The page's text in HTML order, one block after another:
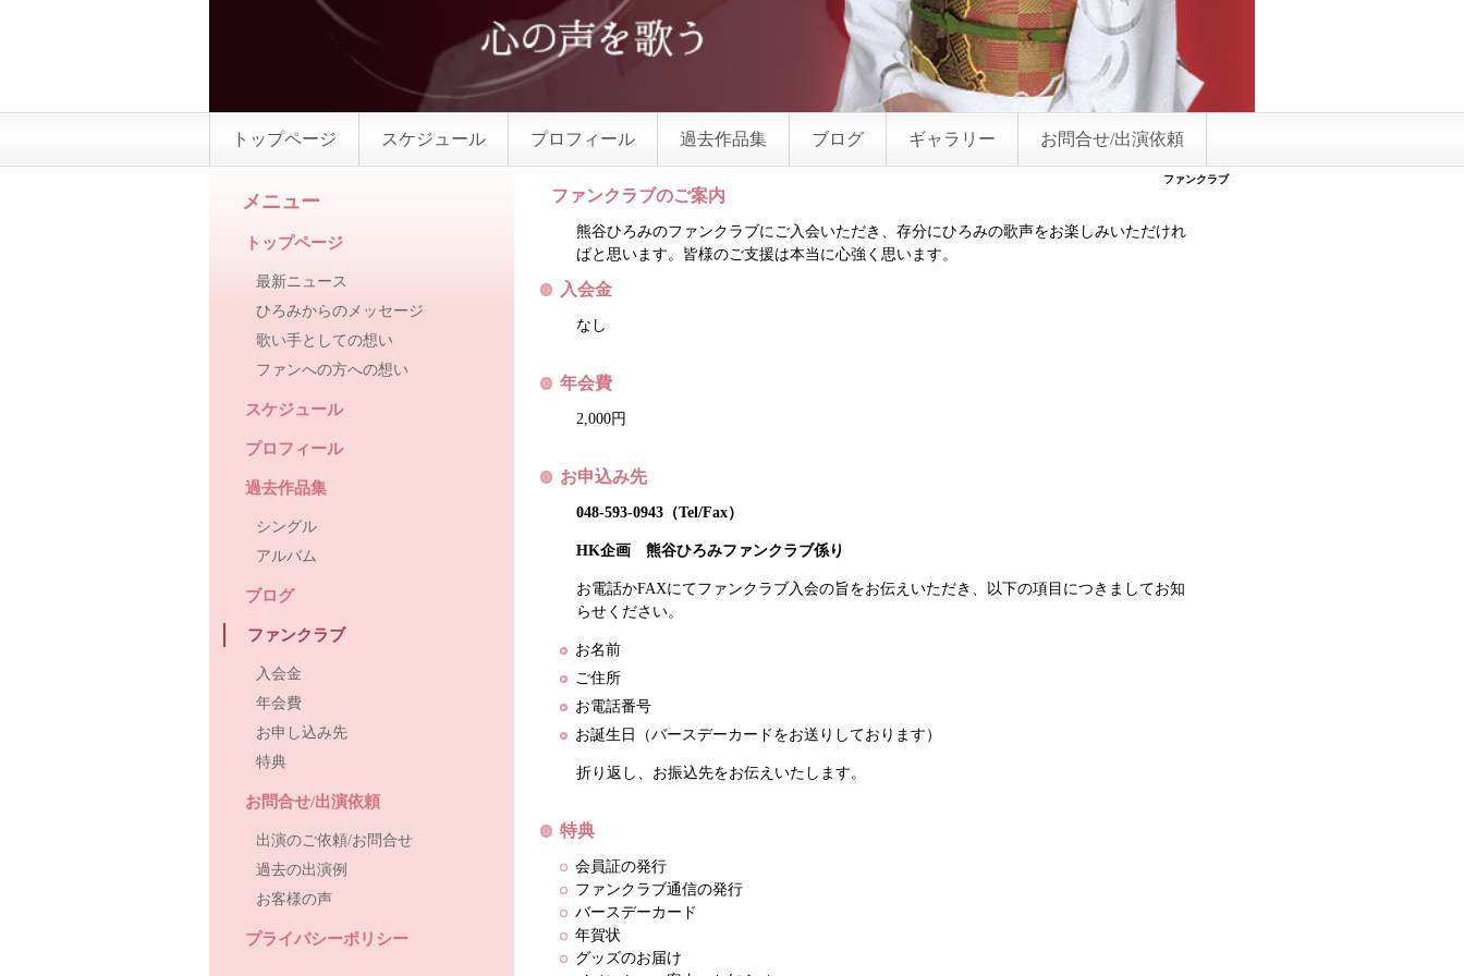
トップページ スケジュール プロフィール 過去作品集 ブログ ギャラリー お問合せ/出演依頼
ファンクラブ
ファンクラブのご案内
熊谷ひろみのファンクラブにご入会いただき、存分にひろみの歌声をお楽しみいただけれ
ばと思います。皆様のご支援は本当に心強く思います。
入会金
なし
年会費
2,000円
お申込み先
048-593-0943（Tel/Fax）
HK企画 熊谷ひろみファンクラブ係り
お電話かFAXにてファンクラブ 入会の旨をお伝えいただき、以下の項目につきましてお知
らせください。
お名前
ご住所
お電話番号
お誕生日（バースデーカードをお送りしております）
折り返し、お振込先をお伝えいたします。
特典
会員証の発行
ファンクラブ通信の発行
バースデーカード
年賀状
グッズのお届け
メニュー
トップページ
最新ニュース
ひろみからのメッセージ
歌い手としての想い
ファンへの方への想い
スケジュール
プロフィール
過去作品集
シングル
アルバム
ブログ
ファンクラブ
入会金
年会費
お申し込み先
特典
お問合せ/出演依頼
出演のご依頼/お問合せ
過去の出演例
お客様の声
プライバシーポリシー